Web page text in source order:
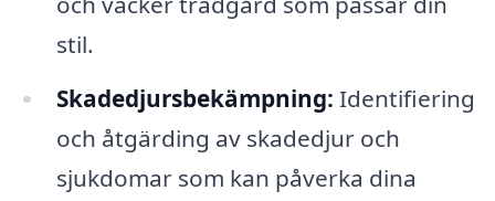
stil.
Skadedjursbekämpning: Identifiering
och åtgärding av skadedjur och
sjukdomar som kan påverka dina